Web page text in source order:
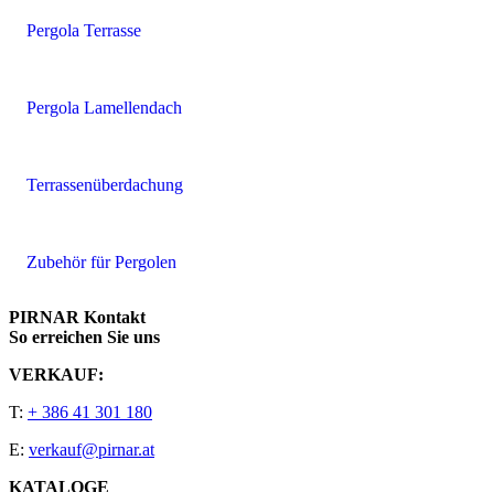
Pergola Terrasse
Pergola Lamellendach
Terrassenüberdachung
Zubehör für Pergolen
PIRNAR Kontakt
So erreichen Sie uns
VERKAUF:
T: + 386 41 301 180
E: verkauf@pirnar.at
KATALOGE